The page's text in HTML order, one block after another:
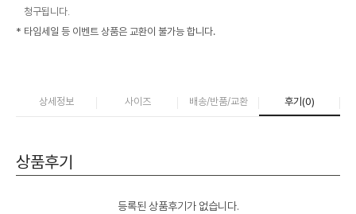
청구됩니다.
* 타임세일 등 이벤트 상품은 교환이 불가능 합니다.
상세정보 사이즈 배송/반품/교환 후기(0)
상품후기
등록된 상품후기가 없습니다.